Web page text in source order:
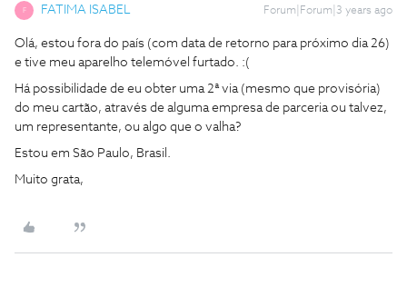
F FATIMA ISABEL Forum|Forum|3 years ago
Olá, estou fora do país (com data de retorno para próximo dia 26)
e tive meu aparelho telemóvel furtado. :(
Há possibilidade de eu obter uma 2ª via (mesmo que provisória)
do meu cartão, através de alguma empresa de parceria ou talvez,
um representante, ou algo que o valha?
Estou em São Paulo, Brasil.
Muito grata,